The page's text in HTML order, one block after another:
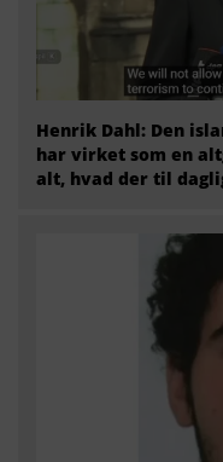
Henrik Dahl: Den
har virket som en
alt, hvad der til